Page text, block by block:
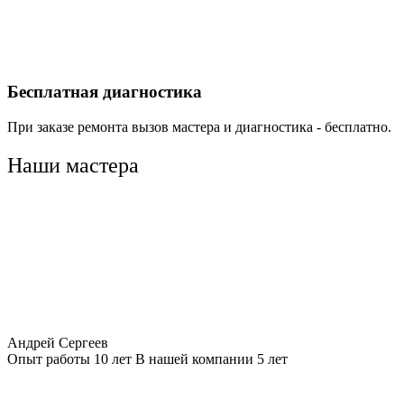
Бесплатная диагностика
При заказе ремонта вызов мастера и диагностика - бесплатно.
Наши мастера
Андрей Сергеев
Опыт работы 10 лет В нашей компании 5 лет